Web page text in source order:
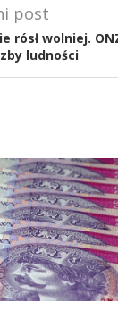
post
rósł wolniej.
ludności